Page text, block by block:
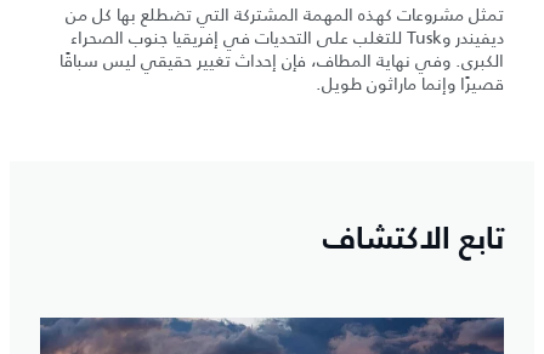
تمثل مشروعات كهذه المهمة المشتركة التي تضطلع بها كل من
ديفيندر وTusk للتغلب على التحديات في إفريقيا جنوب الصحراء
الكبرى. وفي نهاية المطاف، فإن إحداث تغيير حقيقي ليس سباقًا
قصيرًا وإنما ماراثون طويل.
تابع الاكتشاف